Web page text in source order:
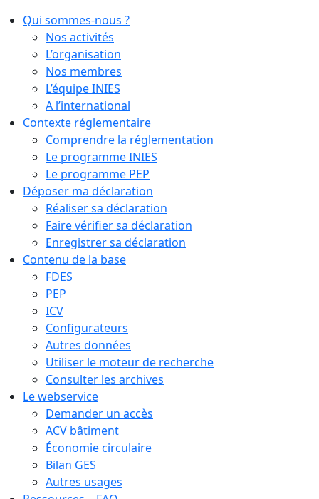
Qui sommes-nous ?
Nos activités
L’organisation
Nos membres
L’équipe INIES
A l’international
Contexte réglementaire
Comprendre la réglementation
Le programme INIES
Le programme PEP
Déposer ma déclaration
Réaliser sa déclaration
Faire vérifier sa déclaration
Enregistrer sa déclaration
Contenu de la base
FDES
PEP
ICV
Configurateurs
Autres données
Utiliser le moteur de recherche
Consulter les archives
Le webservice
Demander un accès
ACV bâtiment
Économie circulaire
Bilan GES
Autres usages